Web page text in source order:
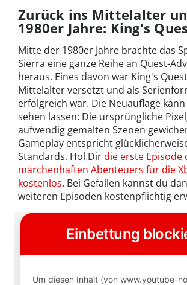
Zurück ins Mittelalter
1980er Jahre: King's
Mitte der 1980er Jahre brachte das
Sierra eine ganze Reihe an Quest-
heraus. Eines davon war King's
Mittelalter versetzt und als
erfolgreich war. Die Neuauflage
sehen lassen: Die ursprüngliche
aufwendig gemalten Szenen
Gameplay entspricht
Standards. Hol Dirdie erste Episode
märchenhaften Abenteuers für die
kostenlos. Bei Gefallen kannst du
weiteren Episoden kostenpflichtig